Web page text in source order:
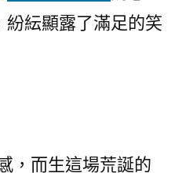
紜顯露了滿足的笑
，而生這場荒誕的